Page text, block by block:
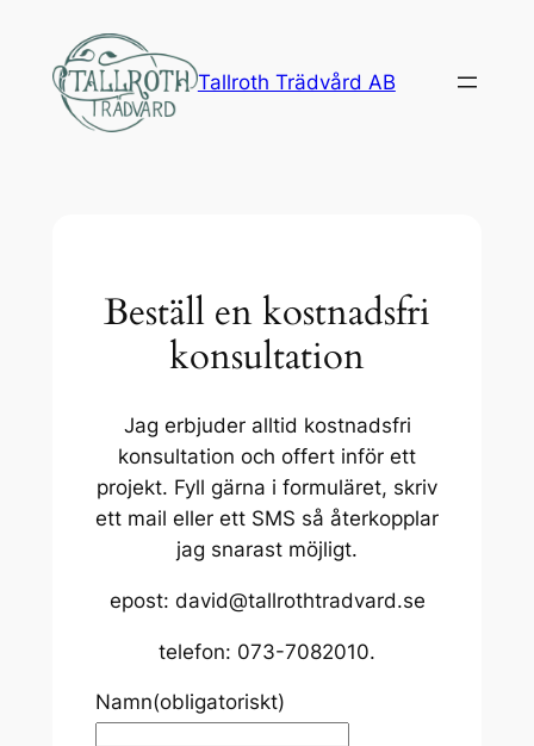
Tallroth Trädvård AB
Beställ en kostnadsfri
konsultation
Jag erbjuder alltid kostnadsfri
konsultation och offert inför ett
projekt. Fyll gärna i formuläret, skriv
ett mail eller ett SMS så återkopplar
jag snarast möjligt.
epost: david@tallrothtradvard.se
telefon: 073-7082010.
Namn(obligatoriskt)